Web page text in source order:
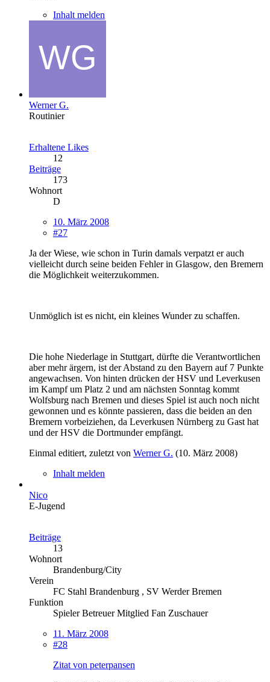
Inhalt melden
Werner G.
Routinier
Erhaltene Likes
12
Beiträge
173
Wohnort
D
10. März 2008
#27
Ja der Wiese, wie schon in Turin damals verpatzt er auch
vielleicht durch seine beiden Fehler in Glasgow, den Bremern
die Möglichkeit weiterzukommen.
Unmöglich ist es nicht, ein kleines Wunder zu schaffen.
Die hohe Niederlage in Stuttgart, dürfte die Verantwortlichen
aber mehr ärgern, ist der Abstand zu den Bayern auf 7 Punkte
angewachsen. Von hinten drücken der HSV und Leverkusen
im Kampf um Platz 2 und am nächsten Sonntag kommt
Wolfsburg nach Bremen und dieses Spiel ist auch noch nicht
gewonnen und es könnte passieren, dass die beiden an den
Bremern vorbeiziehen, da Leverkusen Nürnberg zu Gast hat
und der HSV die Dortmunder empfängt.
Einmal editiert, zuletzt von Werner G. (10. März 2008)
Inhalt melden
Nico
E-Jugend
Beiträge
13
Wohnort
Brandenburg/City
Verein
FC Stahl Brandenburg , SV Werder Bremen
Funktion
Spieler Betreuer Mitglied Fan Zuschauer
11. März 2008
#28
Zitat von peterpansen